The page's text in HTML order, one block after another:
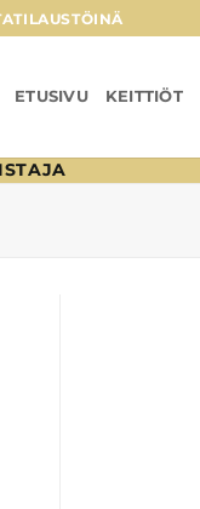
ETUSIVU KEITTIÖT